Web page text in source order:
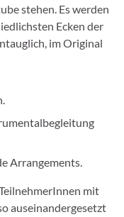
stehen. Es werden
Ecken der
im Original
Arrangements.
mit
auseinandergesetzt